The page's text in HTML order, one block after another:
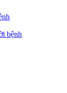
bệnh